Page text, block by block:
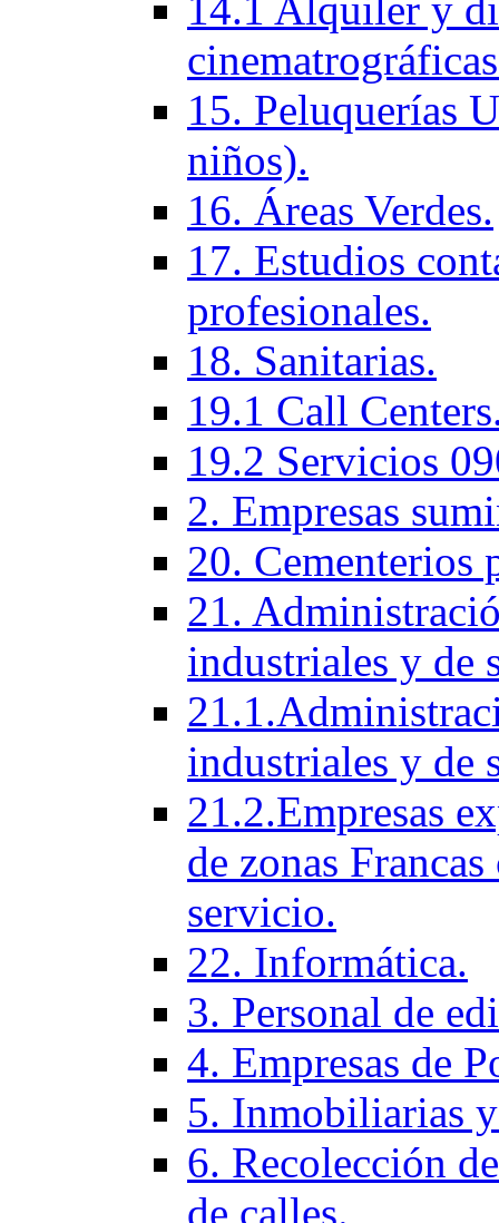
15. Peluquerí­as
niños).
16. Áreas Verdes.
17. Estudios
profesionales.
18. Sanitarias.
19.1 Call
19.2 Servicios
2. Empresas
20. Cementerios
21.
industriales y de
industriales y de
21.2.Empresas
de zonas
servicio.
22. Informática.
3. Personal de
4. Empresas de
5. Inmobiliarias
6. Recolección
de calles.